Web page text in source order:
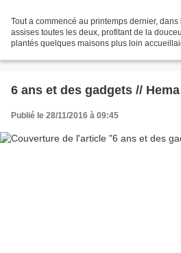
Tout a commencé au printemps dernier,
assises toutes les deux, profitant de la
plantés quelques maisons plus loin
6 ans et des gadgets // Hema
Publié le 28/11/2016 à 09:45